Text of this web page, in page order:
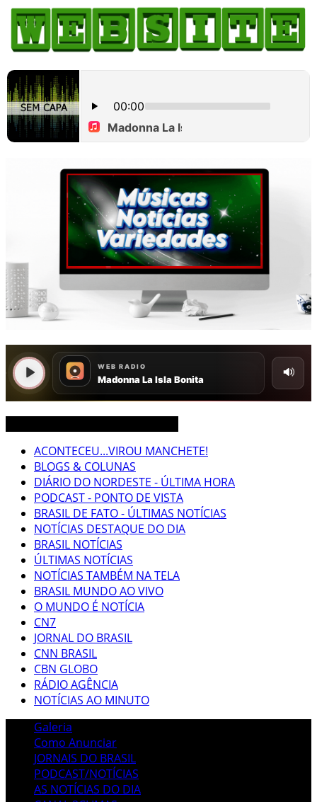
ACONTECEU...VIROU MANCHETE!
BLOGS & COLUNAS
DIÁRIO DO NORDESTE - ÚLTIMA HORA
PODCAST - PONTO DE VISTA
BRASIL DE FATO - ÚLTIMAS NOTÍCIAS
NOTÍCIAS DESTAQUE DO DIA
BRASIL NOTÍCIAS
ÚLTIMAS NOTÍCIAS
NOTÍCIAS TAMBÉM NA TELA
BRASIL MUNDO AO VIVO
O MUNDO É NOTÍCIA
CN7
JORNAL DO BRASIL
CNN BRASIL
CBN GLOBO
RÁDIO AGÊNCIA
NOTÍCIAS AO MINUTO
Galeria
Como Anunciar
JORNAIS DO BRASIL
PODCAST/NOTÍCIAS
AS NOTÍCIAS DO DIA